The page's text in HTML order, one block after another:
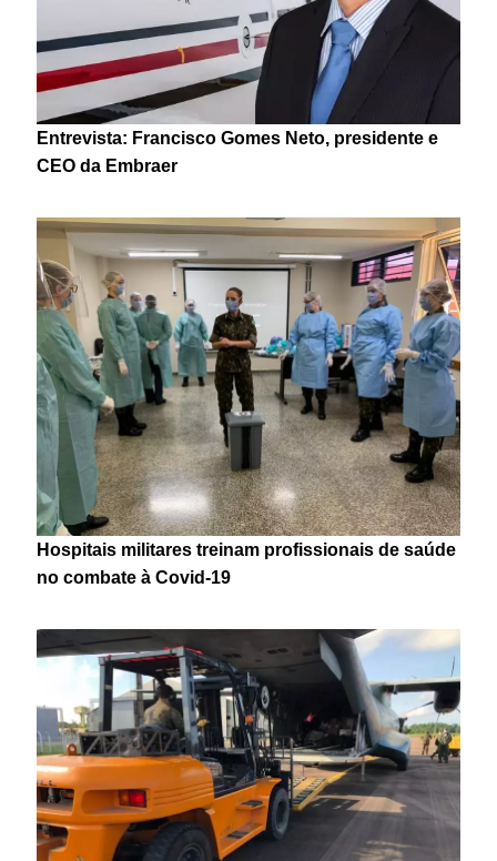
Entrevista: Francisco Gomes Neto, presidente e
CEO da Embraer
Hospitais militares treinam profissionais de saúde
no combate à Covid-19